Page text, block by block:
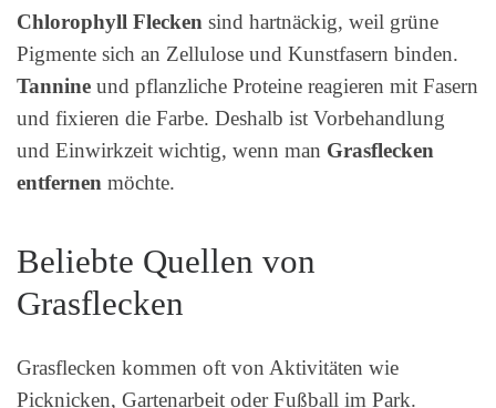
Chlorophyll Flecken sind hartnäckig, weil grüne
Pigmente sich an Zellulose und Kunstfasern binden.
Tannine und pflanzliche Proteine reagieren mit Fasern
und fixieren die Farbe. Deshalb ist Vorbehandlung
und Einwirkzeit wichtig, wenn man Grasflecken
entfernen möchte.
Beliebte Quellen von
Grasflecken
Grasflecken kommen oft von Aktivitäten wie
Picknicken, Gartenarbeit oder Fußball im Park.